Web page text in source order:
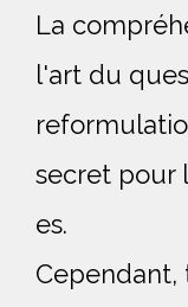
La
l'art du
secret pour
es.
Cependant,